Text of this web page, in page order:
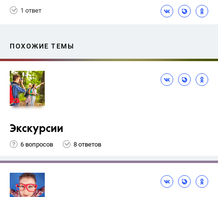
1 ответ
ПОХОЖИЕ ТЕМЫ
Экскурсии
6 вопросов 8 ответов